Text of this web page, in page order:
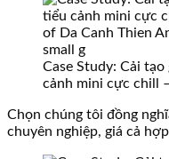
Case Study: Cải
cảnh mini cực chill
Chọn chúng tôi đồng
chuyên nghiệp, giá cả